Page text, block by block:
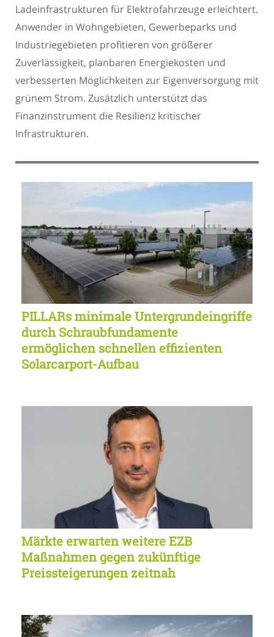
Ladeinfrastrukturen für Elektrofahrzeuge erleichtert.
Anwender in Wohngebieten, Gewerbeparks und
Industriegebieten profitieren von größerer
Zuverlässigkeit, planbaren Energiekosten und
verbesserten Möglichkeiten zur Eigenversorgung mit
grünem Strom. Zusätzlich unterstützt das
Finanzinstrument die Resilienz kritischer
Infrastrukturen.
PILLARs minimale Untergrundeingriffe
durch Schraubfundamente
ermöglichen schnellen effizienten
Solarcarport-Aufbau
Märkte erwarten weitere EZB
Maßnahmen gegen zukünftige
Preissteigerungen zeitnah